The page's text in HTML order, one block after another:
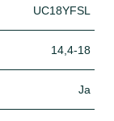
UC18YFSL
14,4-18
Ja